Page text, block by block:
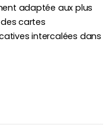
adaptée aux plus
cartes
intercalées dans